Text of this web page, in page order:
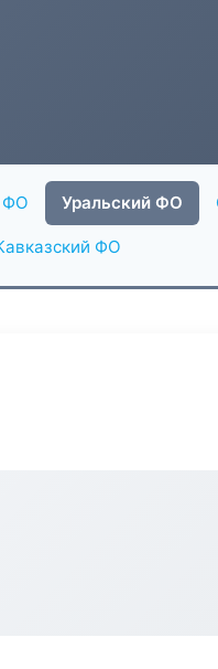
ФО Уральский ФО
ФО